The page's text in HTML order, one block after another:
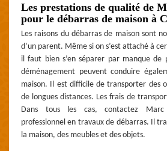
Les prestations de qualité de
pour le débarras de maison à
Les raisons du débarras de maison sont
d’un parent. Même si on s’est attaché à
il faut bien s’en séparer par manque de
déménagement peuvent conduire
maison. Il est difficile de transporter des
de longues distances. Les frais de
Dans tous les cas, contactez Marc
professionnel en travaux de débarras. Il
la maison, des meubles et des objets.